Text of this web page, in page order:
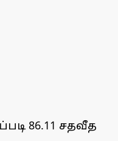
86.11 சதவீத